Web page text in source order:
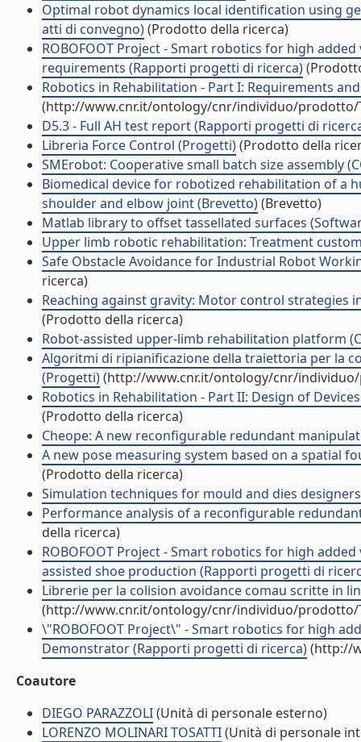
Optimal robot dynamics local identification using
atti di convegno)(Prodotto della ricerca)
ROBOFOOT Project - Smart robotics for high
requirements (Rapporti progetti di ricerca)
Robotics in Rehabilitation - Part I: Requirements
(http://www.cnr.it/ontology/cnr/individuo/prodotto/
D5.3 - Full AH test report (Rapporti progetti di
Libreria Force Control (Progetti)(Prodotto della
SMErobot: Cooperative small batch size assembly
Biomedical device for robotized rehabilitation of
shoulder and elbow joint (Brevetto)(Brevetto)
Matlab library to offset tassellated surfaces
Upper limb robotic rehabilitation: Treatment
Safe Obstacle Avoidance for Industrial Robot
ricerca)
Reaching against gravity: Motor control strategies
(Prodotto della ricerca)
Robot-assisted upper-limb rehabilitation platform
Algoritmi di ripianificazione della traiettoria per la
(Progetti)(http://www.cnr.it/ontology/cnr/
Robotics in Rehabilitation - Part II: Design of
(Prodotto della ricerca)
Cheope: A new reconfigurable redundant
A new pose measuring system based on a spatial
(Prodotto della ricerca)
Simulation techniques for mould and dies
Performance analysis of a reconfigurable
della ricerca)
ROBOFOOT Project - Smart robotics for high
assisted shoe production (Rapporti progetti di
Librerie per la colision avoidance comau scritte in
(http://www.cnr.it/ontology/cnr/individuo/prodotto/
\"ROBOFOOT Project\" - Smart robotics for high
Demonstrator (Rapporti progetti di ricerca)(http://
Coautore
DIEGO PARAZZOLI(Unità di personale esterno)
LORENZO MOLINARI TOSATTI(Unità di personale